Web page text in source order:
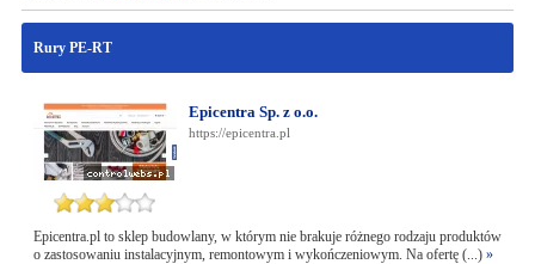
Rury PE-RT
Epicentra Sp. z o.o.
https://epicentra.pl
Epicentra.pl to sklep budowlany, w którym nie brakuje różnego rodzaju produktów
o zastosowaniu instalacyjnym, remontowym i wykończeniowym. Na ofertę (...) »